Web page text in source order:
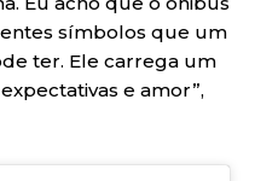
símbolos que um
ter. Ele carrega um
e amor”,